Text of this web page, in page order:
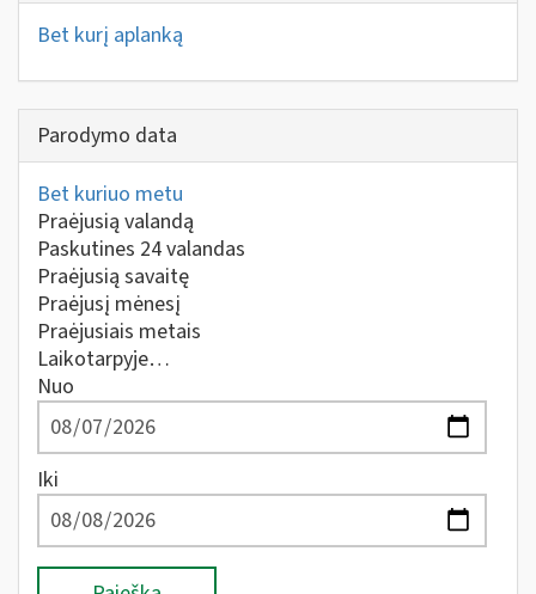
Bet kurį aplanką
Parodymo data
Bet kuriuo metu
Praėjusią valandą
Paskutines 24 valandas
Praėjusią savaitę
Praėjusį mėnesį
Praėjusiais metais
Laikotarpyje…
Nuo
Iki